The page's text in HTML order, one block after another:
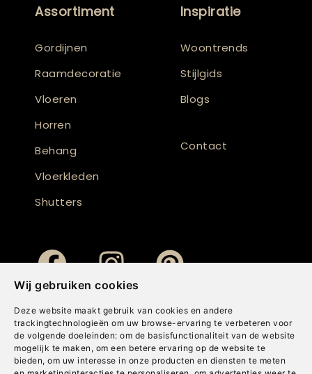
Wij gebruiken cookies
Deze website maakt gebruik van cookies en andere
trackingtechnologieën om uw browse-ervaring te verbeteren voor
de volgende doeleinden: om de basisfunctionaliteit van de website
mogelijk te maken , om een betere ervaring op de website te
bieden, om uw interesse in onze producten en diensten te meten
Assortiment
Gordijnen
Raamdecoratie
Vloeren
Horren
Behang
Vloerkleden
Shutters
Inspiratie
Woontrends
Stijlgids
Blogs
Contact